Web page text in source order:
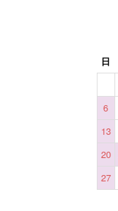
日
6
13
20
27